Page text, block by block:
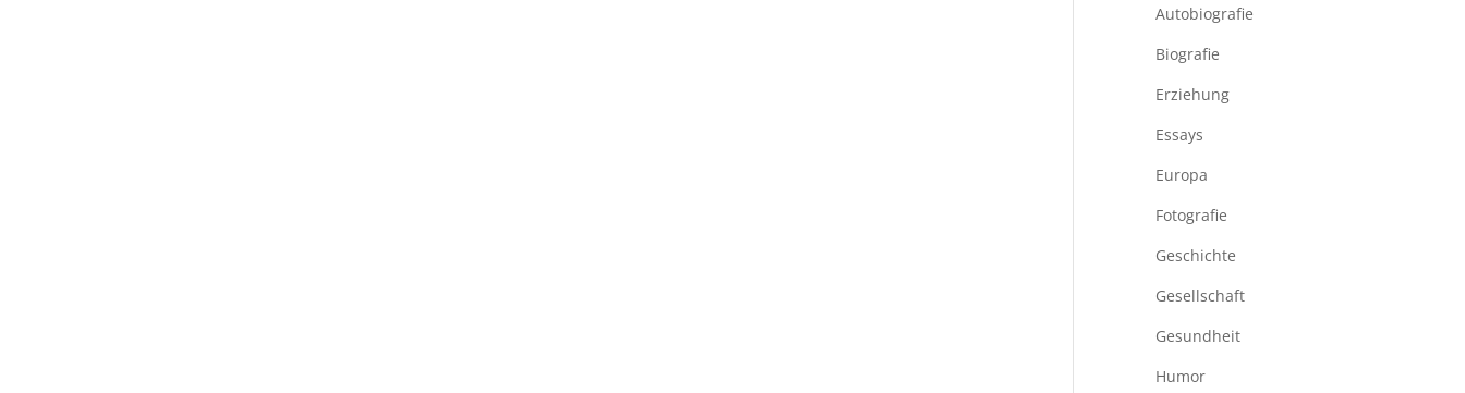
Autobiografie
Biografie
Erziehung
Essays
Europa
Fotografie
Geschichte
Gesellschaft
Gesundheit
Humor